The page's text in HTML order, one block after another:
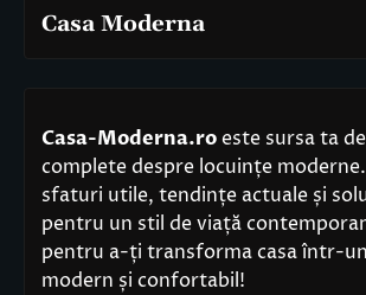
Casa Moderna
Casa-Moderna.roeste sursa ta
complete despre locuințe
sfaturi utile, tendințe actuale și
pentru un stil de viață
pentru a-ți transforma casa într-
modern și confortabil!